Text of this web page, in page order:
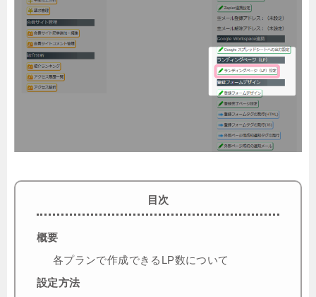
目次
概要
各プランで作成できるLP数について
設定方法